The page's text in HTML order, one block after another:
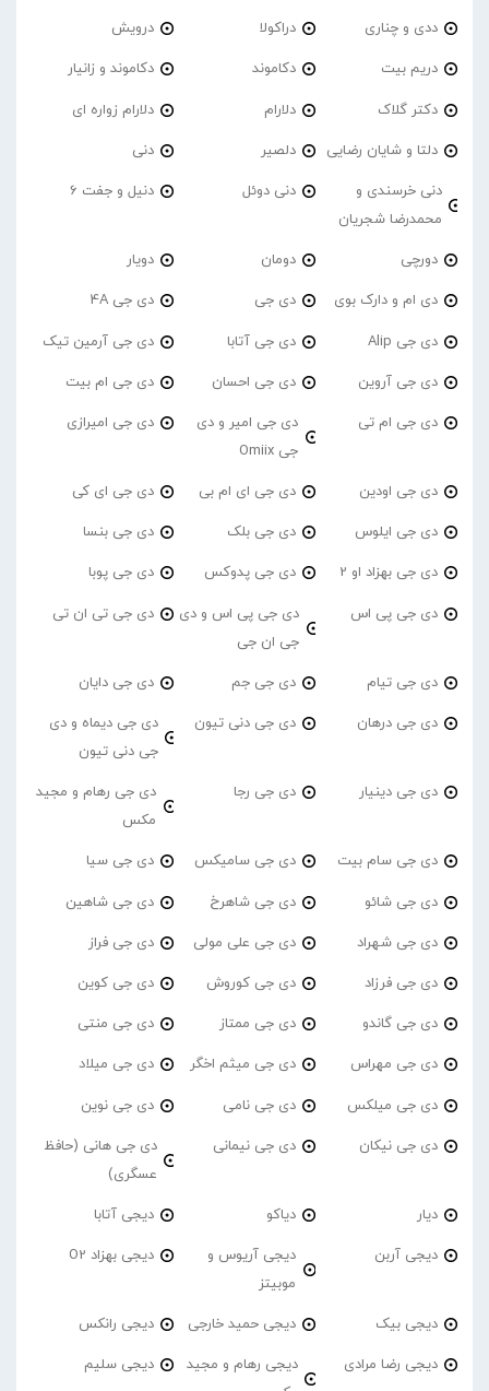
ددی و چناری دراکولا درویش
دریم بیت دکاموند دکاموند و زانیار
دکتر گلاک دلارام دلارام زواره ای
دلتا و شایان رضایی دلصیر دنی
دنی خرسندی و
محمدرضا شجریان
دنی دوئل دنیل و جفت 6
دورچی دومان دویار
دی ام و دارک بوی دی جی دی جی 4A
دی جی Alip دی جی آتابا دی جی آرمین تیک
دی جی آروین دی جی احسان دی جی ام بیت
دی جی ام تی
دی جی امیر و دی
جی Omiix
دی جی امیرازی
دی جی اودین دی جی ای ام بی دی جی ای کی
دی جی ایلوس دی جی بلک دی جی بنسا
دی جی بهزاد او 2 دی جی پدوکس دی جی پوبا
دی جی پی اس
دی جی پی اس و دی
جی ان جی
دی جی تی ان تی
دی جی تیام دی جی جم دی جی دایان
دی جی درهان دی جی دنی تیون
دی جی دیماه و دی
جی دنی تیون
دی جی دینیار دی جی رجا
دی جی رهام و مجید
مکس
دی جی سام بیت دی جی سامیکس دی جی سیا
دی جی شائو دی جی شاهرخ دی جی شاهین
دی جی شهراد دی جی علی مولی دی جی فراز
دی جی فرزاد دی جی کوروش دی جی کوین
دی جی گاندو دی جی ممتاز دی جی منتی
دی جی مهراس دی جی میثم اخگر دی جی میلاد
دی جی میلکس دی جی نامی دی جی نوین
دی جی نیکان دی جی نیمانی
دی جی هانی (حافظ
عسگری)
دیار دیاکو دیجی آتابا
دیجی آربن
دیجی آریوس و
موبیتز
دیجی بهزاد O2
دیجی بیک دیجی حمید خارجی دیجی رانکس
دیجی رضا مرادی
دیجی رهام و مجید
دیجی سلیم